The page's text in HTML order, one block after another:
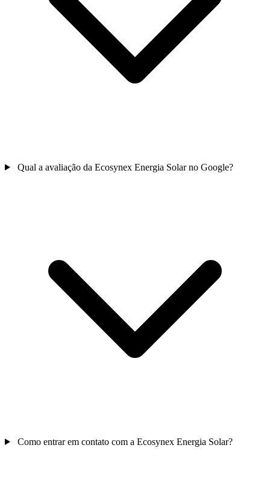
Qual a avaliação da Ecosynex Energia Solar no Google?
Como entrar em contato com a Ecosynex Energia Solar?